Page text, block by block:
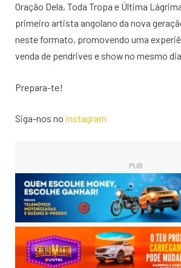
Oração Dela, Toda Tropa e Última
primeiro artista angolano da nova
neste formato, promovendo uma
venda de pendrives e show no mesmo
Prepara-te!
Siga-nos no instagram
PUB